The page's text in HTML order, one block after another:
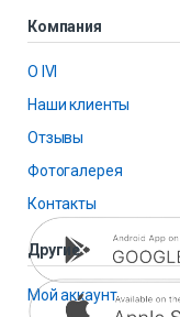
Компания
О IVI
Наши клиенты
Отзывы
Фотогалерея
Контакты
Другие
Мой аккаунт